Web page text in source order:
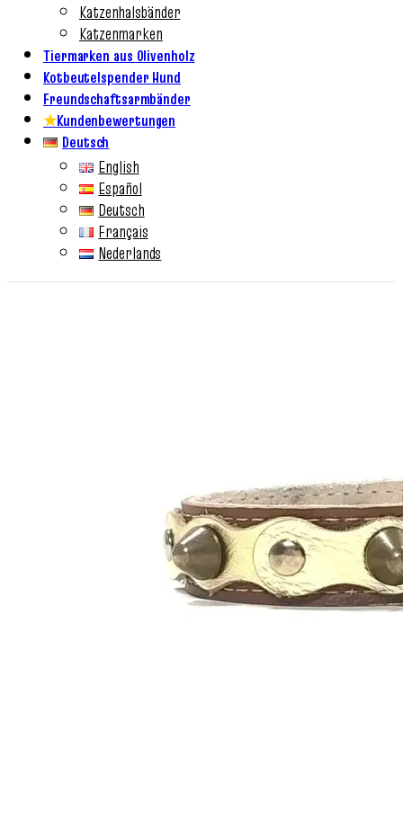
Katzenhalsbänder
Katzenmarken
Tiermarken aus Olivenholz
Kotbeutelspender Hund
Freundschaftsarmbänder
★Kundenbewertungen
Deutsch
English
Español
Deutsch
Français
Nederlands